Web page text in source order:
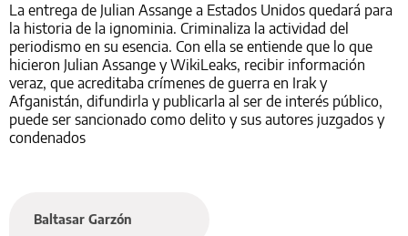
La entrega de Julian Assange a Estados Unidos quedará para
la historia de la ignominia. Criminaliza la actividad del
periodismo en su esencia. Con ella se entiende que lo que
hicieron Julian Assange y WikiLeaks, recibir información
veraz, que acreditaba crímenes de guerra en Irak y
Afganistán, difundirla y publicarla al ser de interés público,
puede ser sancionado como delito y sus autores juzgados y
condenados
Baltasar Garzón